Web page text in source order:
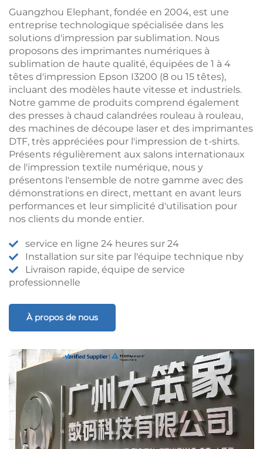
Guangzhou Elephant, fondée en 2004, est une
entreprise technologique spécialisée dans les
solutions d'impression par sublimation. Nous
proposons des imprimantes numériques à
sublimation de haute qualité, équipées de 1 à 4
têtes d'impression Epson I3200 (8 ou 15 têtes),
incluant des modèles haute vitesse et industriels.
Notre gamme de produits comprend également
des presses à chaud calandrées rouleau à rouleau,
des machines de découpe laser et des imprimantes
DTF, très appréciées pour l'impression de t-shirts.
Présents régulièrement aux salons internationaux
de l'impression textile numérique, nous y
présentons l'ensemble de notre gamme avec des
démonstrations en direct, mettant en avant leurs
performances et leur simplicité d'utilisation pour
nos clients du monde entier.
service en ligne 24 heures sur 24
Installation sur site par l'équipe technique nby
Livraison rapide, équipe de service
professionnelle
À propos de nous